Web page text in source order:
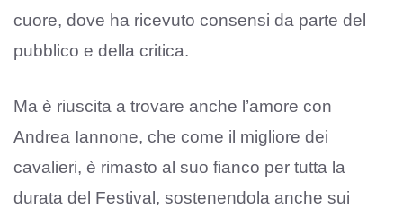
cuore, dove ha ricevuto consensi da parte del
pubblico e della critica.
Ma è riuscita a trovare anche l’amore con
Andrea Iannone, che come il migliore dei
cavalieri, è rimasto al suo fianco per tutta la
durata del Festival, sostenendola anche sui